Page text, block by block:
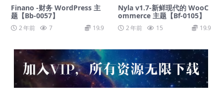
Finano -财务 WordPress 主
题【Bb-0057】
2 年前 7 19.9
Nyla v1.7-新鲜现代的 WooC
ommerce 主题【Bf-0105】
2 年前 15 19.9